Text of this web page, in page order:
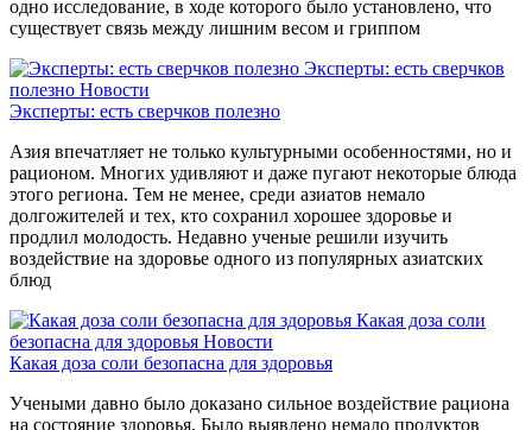
одно исследование, в ходе которого было установлено, что
существует связь между лишним весом и гриппом
Эксперты: есть сверчков
полезно Новости
Эксперты: есть сверчков полезно
Азия впечатляет не только культурными особенностями, но и
рационом. Многих удивляют и даже пугают некоторые блюда
этого региона. Тем не менее, среди азиатов немало
долгожителей и тех, кто сохранил хорошее здоровье и
продлил молодость. Недавно ученые решили изучить
воздействие на здоровье одного из популярных азиатских
блюд
Какая доза соли
безопасна для здоровья Новости
Какая доза соли безопасна для здоровья
Учеными давно было доказано сильное воздействие рациона
на состояние здоровья. Было выявлено немало продуктов